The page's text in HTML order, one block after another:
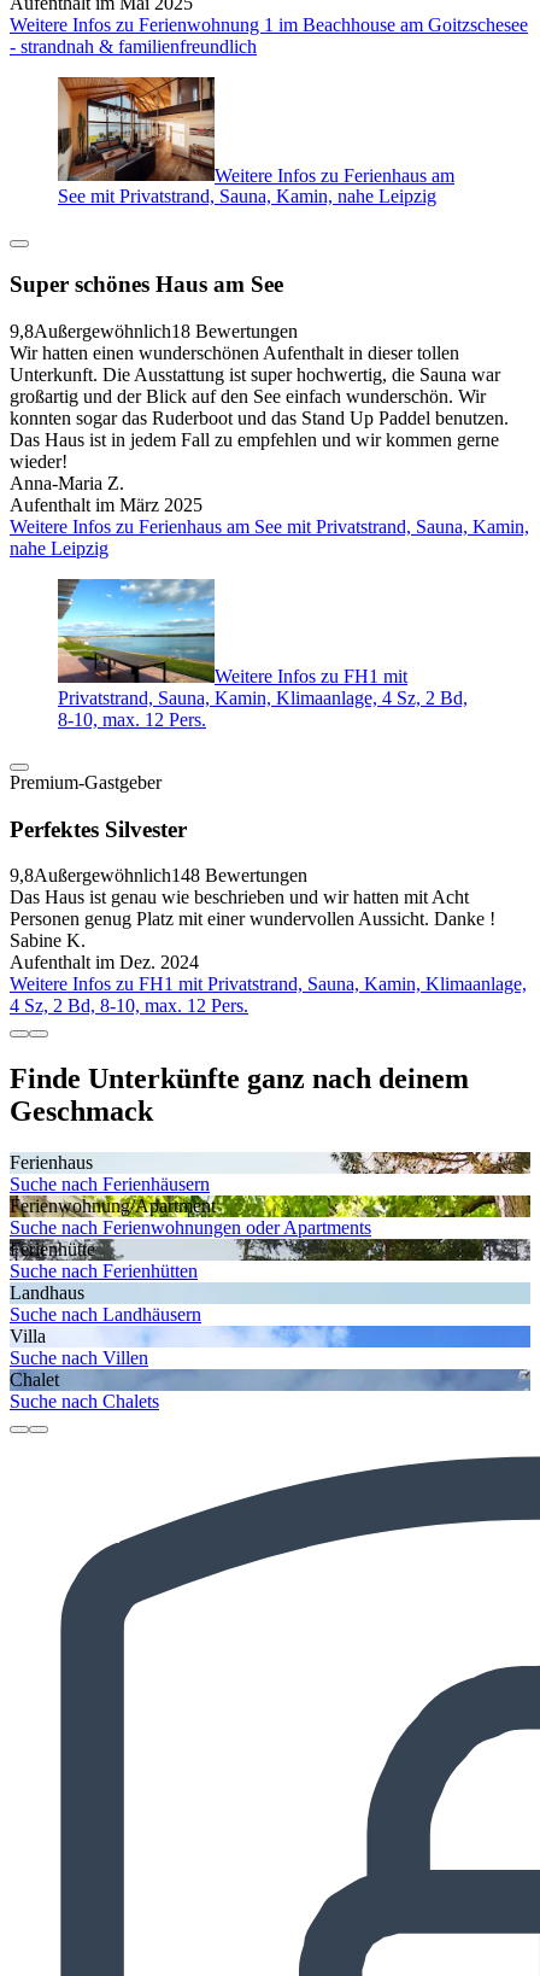
Weitere Infos zu Ferienwohnung 1 im Beachhouse am Goitzschesee
- strandnah & familienfreundlich
Weitere Infos zu Ferienhaus am
See mit Privatstrand, Sauna, Kamin, nahe Leipzig
Super schönes Haus am See
9,8Außergewöhnlich18 Bewertungen
Wir hatten einen wunderschönen Aufenthalt in dieser tollen
Unterkunft. Die Ausstattung ist super hochwertig, die Sauna war
großartig und der Blick auf den See einfach wunderschön. Wir
konnten sogar das Ruderboot und das Stand Up Paddel benutzen.
Das Haus ist in jedem Fall zu empfehlen und wir kommen gerne
wieder!
Anna-Maria Z.
Aufenthalt im März 2025
Weitere Infos zu Ferienhaus am See mit Privatstrand, Sauna, Kamin,
nahe Leipzig
Weitere Infos zu FH1 mit
Privatstrand, Sauna, Kamin, Klimaanlage, 4 Sz, 2 Bd,
8-10, max. 12 Pers.
Premium-Gastgeber
Perfektes Silvester
9,8Außergewöhnlich148 Bewertungen
Das Haus ist genau wie beschrieben und wir hatten mit Acht
Personen genug Platz mit einer wundervollen Aussicht. Danke !
Sabine K.
Aufenthalt im Dez. 2024
Weitere Infos zu FH1 mit Privatstrand, Sauna, Kamin, Klimaanlage,
4 Sz, 2 Bd, 8-10, max. 12 Pers.
Finde Unterkünfte ganz nach deinem
Geschmack
Ferienhaus
Suche nach Ferienhäusern
Ferienwohnung/Apartment
Suche nach Ferienwohnungen oder Apartments
Ferienhütte
Suche nach Ferienhütten
Landhaus
Suche nach Landhäusern
Villa
Suche nach Villen
Chalet
Suche nach Chalets